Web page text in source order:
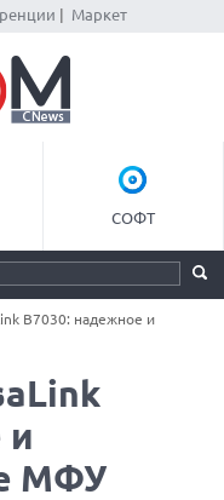
Маркет
СОФТ
B7030: надежное и
и
МФУ